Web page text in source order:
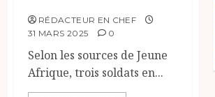
RÉDACTEUR EN CHEF
31 MARS 2025
0
Selon les sources de Jeune
Afrique, trois soldats en...